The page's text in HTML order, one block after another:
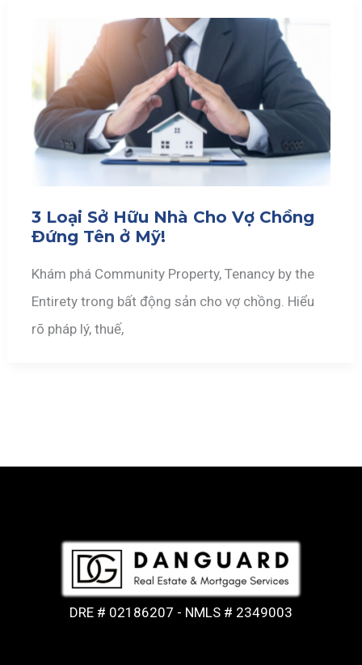
3 Loại Sở Hữu Nhà Cho Vợ Chồng
Đứng Tên ở Mỹ!
Khám phá Community Property, Tenancy by the
Entirety trong bất động sản cho vợ chồng. Hiểu
rõ pháp lý, thuế,
DRE # 02186207 - NMLS # 2349003